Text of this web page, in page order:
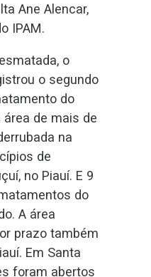
Ane Alencar,
IPAM.
o
o segundo
do
área de mais de
na
de
no Piauí. E 9
do
A área
prazo também
Em Santa
foram abertos